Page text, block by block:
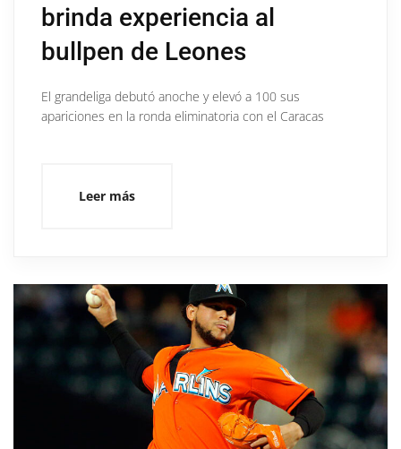
brinda experiencia al
bullpen de Leones
El grandeliga debutó anoche y elevó a 100 sus
apariciones en la ronda eliminatoria con el Caracas
Leer más